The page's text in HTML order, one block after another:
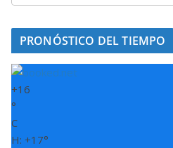
PRONÓSTICO DEL TIEMPO
+16
°
C
H: +17°